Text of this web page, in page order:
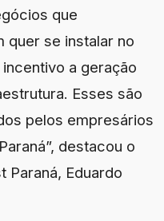
que
quer se instalar no
a geração
Esses são
pelos empresários
destacou o
Paraná, Eduardo